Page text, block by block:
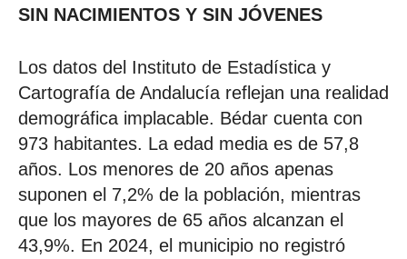
SIN NACIMIENTOS Y SIN JÓVENES
Los datos del Instituto de Estadística y
Cartografía de Andalucía reflejan una realidad
demográfica implacable. Bédar cuenta con
973 habitantes. La edad media es de 57,8
años. Los menores de 20 años apenas
suponen el 7,2% de la población, mientras
que los mayores de 65 años alcanzan el
43,9%. En 2024, el municipio no registró